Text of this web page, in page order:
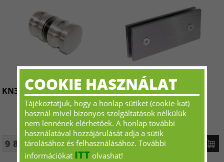
KN308 Ajtógomb
9 808 Ft+ÁFA - tól
GC703S 180 fokos Üveg-
üveg, fix megfogó
7 425 Ft+ÁFA - tól
COOKIE HASZNÁLAT
Tájékoztatjuk, hogy a honlap sütiket (cookie-kat)
használ mivel bizonyos szolgáltatások nélkülük
nem lennének elérhetőek. A honlap további
használatával hozzájárulását adja a sütik
tárolásához és felhasználásához. További
információkat ITT olvashat!